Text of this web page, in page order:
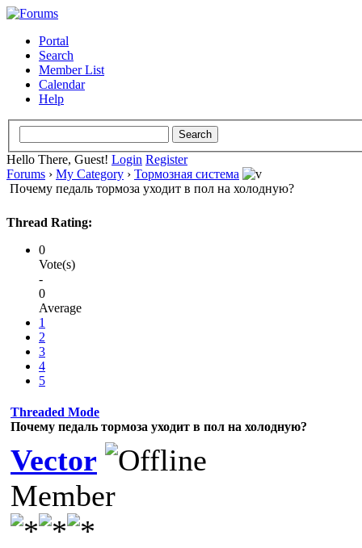
Portal
Search
Member List
Calendar
Help
Hello There, Guest! Login Register
Forums › My Category › Тормозная система
Почему педаль тормоза уходит в пол на холодную?
Thread Rating:
0
Vote(s)
-
0
Average
1
2
3
4
5
Threaded Mode
Почему педаль тормоза уходит в пол на холодную?
Vector
Member